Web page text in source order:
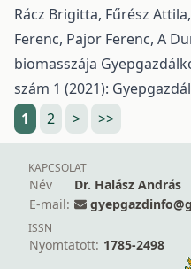
Rácz Brigitta, Fűrész
Ferenc, Pajor Ferenc, A
biomasszája
szám 1 (2021):
1
2 > >>
KAPCSOLAT
Név
Dr. Halász András
E-mail:
ISSN
Nyomtatott: 1785-2498